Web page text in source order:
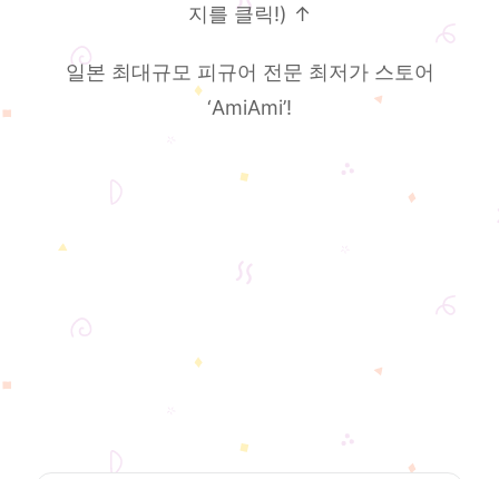
지를 클릭!) ↑
일본 최대규모 피규어 전문 최저가 스토어
‘AmiAmi’!